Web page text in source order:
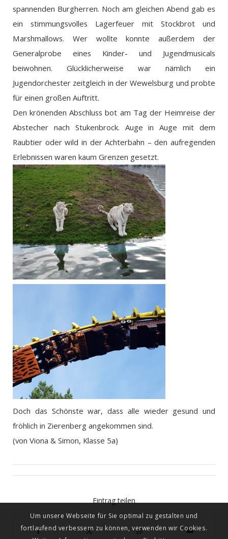
spannenden Burgherren. Noch am gleichen Abend gab es
ein stimmungsvolles Lagerfeuer mit Stockbrot und
Marshmallows. Wer wollte konnte außerdem der
Generalprobe eines Kinder- und Jugendmusicals
beiwohnen. Glücklicherweise war nämlich ein
Jugendorchester zeitgleich in der Wewelsburg und probte
für einen großen Auftritt.
Den krönenden Abschluss bot am Tag der Heimreise der
Abstecher nach Stukenbrock. Auge in Auge mit dem
Raubtier oder wild in der Achterbahn – den aufregenden
Erlebnissen waren kaum Grenzen gesetzt.
Doch das Schönste war, dass alle wieder gesund und
fröhlich in Zierenberg angekommen sind.
(von Viona & Simon, Klasse 5a)
Eintrag teilen
Um unsere Webseite für Sie optimal zu gestalten und
fortlaufend verbessern zu können, verwenden wir Cookies.